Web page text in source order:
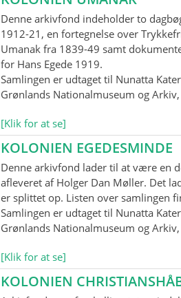
Denne arkivfond indeholder to
1912-21, en fortegnelse over
Umanak fra 1839-49 samt
for Hans Egede 1919.
Samlingen er udtaget til Nunatta
Grønlands Nationalmuseum og
[Klik for at se]
KOLONIEN EGEDESMINDE
Denne arkivfond lader til at være en
afleveret af Holger Dan Møller. Det
er splittet op. Listen over samlingen
Samlingen er udtaget til Nunatta
Grønlands Nationalmuseum og
[Klik for at se]
KOLONIEN